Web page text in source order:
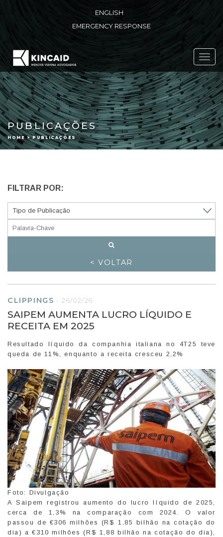
ENGLISH
EMERGENCY RESPONSE
PUBLICAÇÕES
HOME > PUBLICAÇÕES
FILTRAR POR:
< VOLTAR
CLIPPINGS - 26/02/26
SAIPEM AUMENTA LUCRO LÍQUIDO E
RECEITA EM 2025
Resultado líquido da companhia italiana no 4T25 teve
queda de 11%, enquanto a receita cresceu 2,2%
Foto: Divulgação
A Saipem registrou aumento do lucro líquido de 2025,
cerca de 1,3% na comparação com 2024. O valor
passou de €306 milhões (R$ 1,85 bilhão na cotação do
dia) a €310 milhões (R$ 1,88 bilhão na cotação do dia),